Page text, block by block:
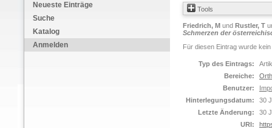
Neueste Einträge
Suche
Katalog
Anmelden
Tools
Friedrich, M und Rustler, T
Schmerzen der
Für diesen Eintrag wurde
Typ des Eintrags:
Bereiche:
Benutzer:
Hinterlegungsdatum:
30
Letzte Änderung:
30
URI: